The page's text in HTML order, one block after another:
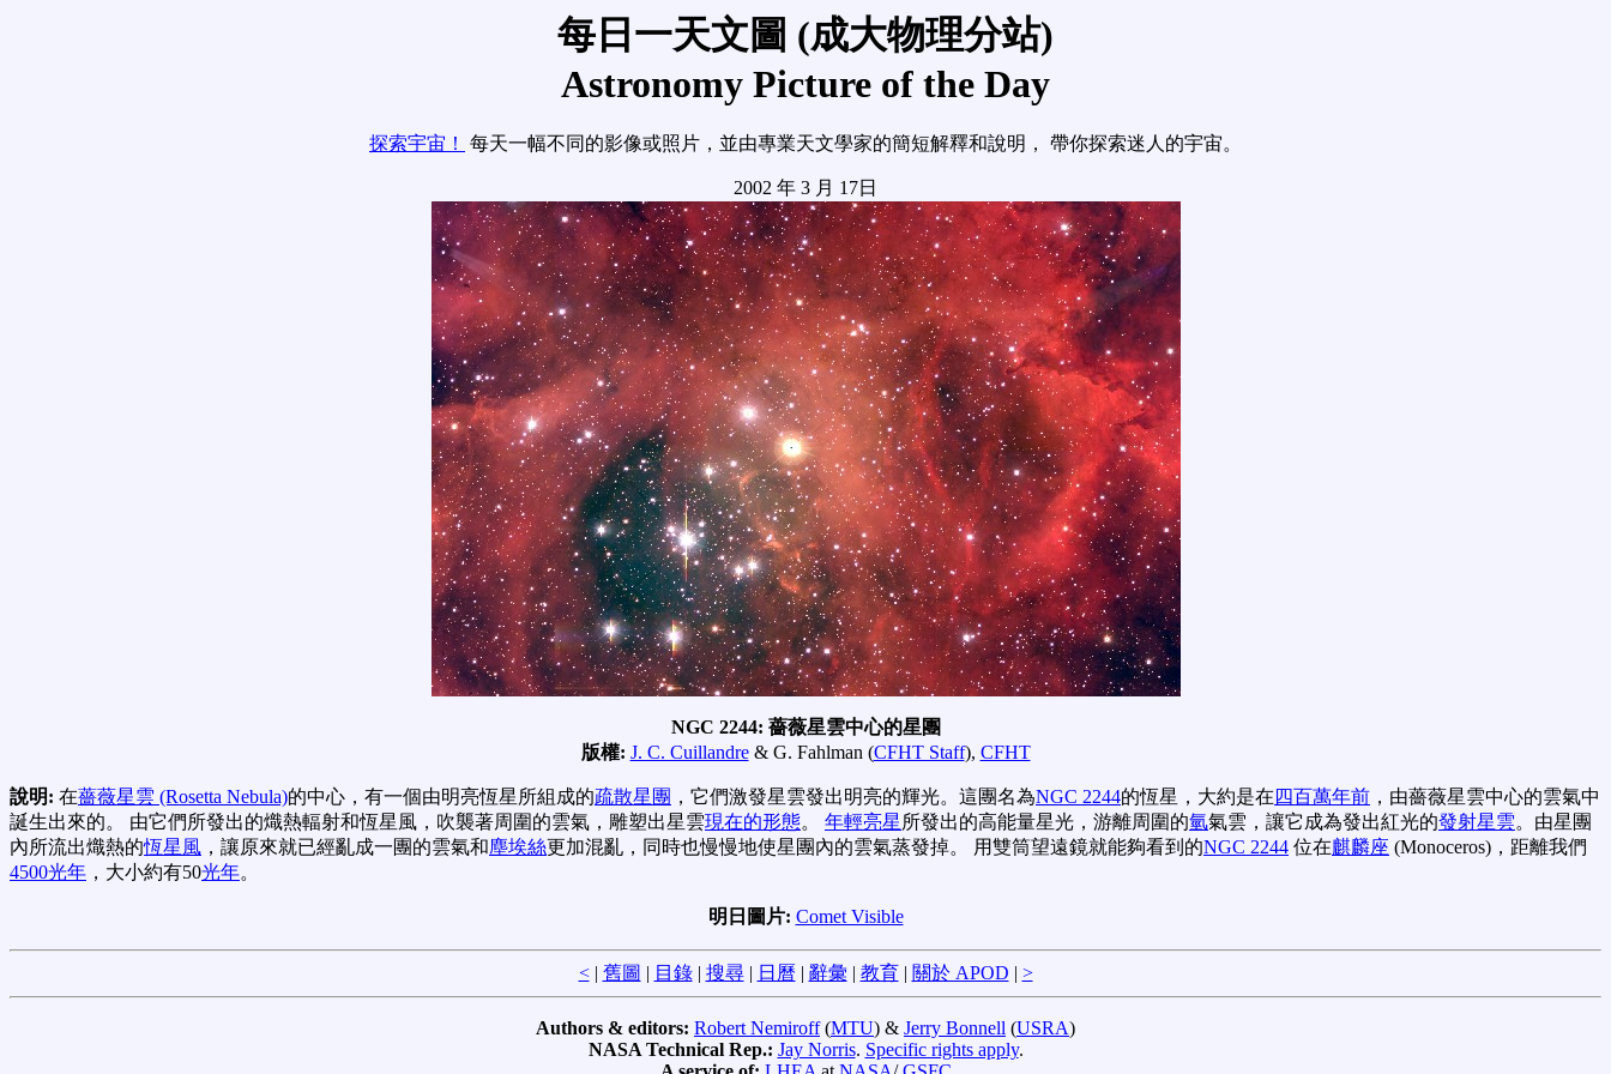
每日一天文圖 (成大物理分站)
Astronomy Picture of the Day
探索宇宙！ 每天一幅不同的影像或照片，並由專業天文學家的簡短解釋和說明， 帶你探索迷人的宇宙。
2002 年 3 月 17日
NGC 2244: 薔薇星雲中心的星團
版權: J. C. Cuillandre& G. Fahlman (CFHT Staff), CFHT
說明: 在薔薇星雲 (Rosetta Nebula)的中心，有一個由明亮恆星所組成的疏散星團 ，它們激發星雲發出明亮的輝光。這團名為NGC 2244的恆星，大約是在 四百萬年前 ，由薔薇星雲中心的雲氣中
誕生出來的。 由它們所發出的熾熱輻射和恆星風，吹襲著周圍的雲氣，雕塑出星雲現在的形態。 年輕亮星所發出的高能量星光，游離周圍的氫氣雲，讓它成為發出紅光的發射星雲。由星團
內所流出熾熱的恆星風 ，讓原來就已經亂成一團的雲氣和塵埃絲更加混亂，同時也慢慢地使星團內的雲氣蒸發掉。 用雙筒望遠鏡就能夠看到的NGC 2244 位在麒麟座 (Monoceros)，距離我們
4500光年 ，大小約有50光年。
明日圖片: Comet Visible
<| 舊圖 | 目錄| 搜尋| 日曆 | 辭彙 | 教育| 關於 APOD | >
Authors & editors: Robert Nemiroff(MTU) & Jerry Bonnell (USRA)
NASA Technical Rep.: Jay Norris. Specific rights apply.